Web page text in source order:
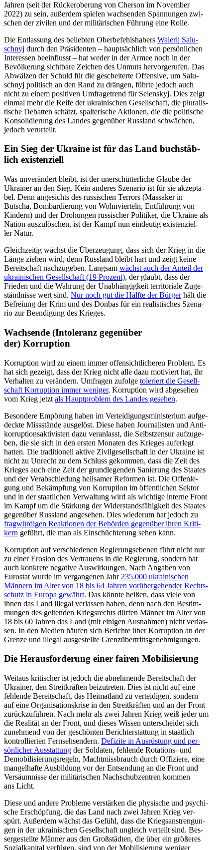
Jahren (seit der Rück­erobe­rung von Cherson im Novem­ber
2022) zu sein, außer­dem spielen wach­sen­den Span­nun­gen zwi­
schen der zivilen und der mili­tä­ri­schen Führung eine Rolle.
Die Ent­las­sung des belieb­ten Ober­be­fehls­ha­bers Walerij Salu­
schnyj durch den Prä­si­den­ten – haupt­säch­lich von per­sön­li­chen
Inter­es­sen beein­flusst – hat weder in der Armee noch in der
Bevöl­ke­rung sicht­bare Zeichen des Unmuts her­vor­ge­ru­fen. Das
Abwäl­zen der Schuld für die geschei­terte Offen­sive, um Salu­
schnyj poli­tisch an den Rand zu drängen, führte jedoch auch
nicht zu einem posi­ti­ven Umfra­ge­trend für Selen­skyj. Dies zeigt
einmal mehr die Reife der ukrai­ni­schen Gesell­schaft, die plu­ra­lis­
ti­sche Debat­ten schätzt, spal­te­ri­sche Aktio­nen, die die poli­ti­sche
Kon­so­li­die­rung des Landes gegen­über Russ­land schwä­chen,
jedoch verurteilt.
Ein Sieg der Ukraine ist für das Land buch­stäb­
lich existenziell
Was unver­än­dert bleibt, ist der uner­schüt­ter­li­che Glaube der
Ukrai­ner an den Sieg. Kein anderes Sze­na­rio ist für sie akzep­ta­
bel. Denn ange­sichts des rus­si­schen Terrors (Mas­sa­ker in
Butscha, Bom­bar­die­rung von Wohn­vier­teln, Ent­füh­rung von
Kindern) und der Dro­hun­gen rus­si­scher Poli­ti­ker, die Ukraine als
Nation aus­zu­lö­schen, ist der Kampf nun ein­deu­tig exis­ten­zi­el­
ler Natur.
Gleich­zei­tig wächst die Über­zeu­gung, dass sich der Krieg in die
Länge ziehen wird, denn Russ­land bleibt hart und zeigt keine
Bereit­schaft nach­zu­ge­ben. Langsam wächst auch der Anteil der
ukrai­ni­schen Gesell­schaft (19 Prozent), der glaubt, dass der
Frieden und die Wahrung der Unab­hän­gig­keit ter­ri­to­riale Zuge­
ständ­nisse wert sind. Nur noch gut die Hälfte der Bürgerhält die
Befrei­ung der Krim und des Donbas für ein rea­lis­ti­sches Sze­na­
rio zur Been­di­gung des Krieges.
Wach­sende (Into­le­ranz gegen­über
der) Korruption
Kor­rup­tion wird zu einem immer offen­sicht­li­che­ren Problem. Es
hat sich gezeigt, dass der Krieg nicht alle dazu moti­viert hat, ihr
Ver­hal­ten zu ver­än­dern. Umfra­gen zufolge tole­riert die Gesell­
schaft Kor­rup­tion immer weniger, Kor­rup­tion wird abge­se­hen
vom Krieg jetzt als Haupt­pro­blem des Landes gesehen.
Beson­dere Empö­rung haben im Ver­tei­di­gungs­mi­nis­te­rium auf­ge­
deckte Miss­stände aus­ge­löst. Diese haben Jour­na­lis­ten und Anti­
kor­rup­ti­ons­ak­ti­vis­ten dazu ver­an­lasst, die Selbst­zen­sur auf­zu­ge­
ben, die sie sich in den ersten Monaten des Krieges auf­er­legt
hatten. Die tra­di­tio­nell aktive Zivil­ge­sell­schaft in der Ukraine ist
nicht zu Unrecht zu dem Schluss gekom­men, dass die Zeit des
Krieges auch eine Zeit der grund­le­gen­den Sanie­rung des Staates
und der Ver­ab­schie­dung heil­sa­mer Refor­men ist. Die Offen­le­
gung und Bekämp­fung von Kor­rup­tion im öffent­li­chen Sektor
und in der staat­li­chen Ver­wal­tung wird als wich­tige interne Front
im Kampf um die Stär­kung der Wider­stands­fä­hig­keit des Staates
gegen­über Russ­land ange­se­hen. Dies wie­derum hat jedoch zu
frag­wür­di­gen Reak­tio­nen der Behör­den gegen­über ihren Kri­ti­
kern geführt, die man als Ein­schüch­te­rung sehen kann.
Kor­rup­tion auf ver­schie­de­nen Regie­rungs­ebe­nen führt nicht nur
zu einer Erosion des Ver­trau­ens in die Regie­rung, sondern hat
auch kon­krete nega­tive Aus­wir­kun­gen. Nach Angaben von
Euro­stat wurde im ver­gan­ge­nen Jahr 235.000 ukrai­ni­schen
Männern im Alter von 18 bis 64 Jahren vor­über­ge­hen­der Rechts­
schutz in Europa gewährt. Das könnte heißen, dass viele von
ihnen das Land illegal ver­las­sen haben, denn nach den Bestim­
mun­gen des gel­ten­den Kriegs­rechts dürfen Männer im Alter von
18 bis 60 Jahren das Land (mit einigen Aus­nah­men) nicht ver­las­
sen. In den Medien häufen sich Berichte über Kor­rup­tion an der
Grenze und illegal aus­ge­stellte Grenzübertrittsgenehmigungen.
Die Her­aus­for­de­rung einer fairen Mobilisierung
Weitaus kri­ti­scher ist jedoch die abneh­mende Bereit­schaft der
Ukrai­ner, den Streit­kräf­ten bei­zu­tre­ten. Dies ist nicht auf eine
feh­lende Bereit­schaft, das Hei­mat­land zu ver­tei­di­gen, sondern
auf eine Orga­ni­sa­ti­ons­krise in den Streit­kräf­ten und an der Front
zurück­zu­füh­ren. Nach mehr als zwei Jahren Krieg weiß jeder um
die Rea­li­tät an der Front, und dieses Wissen unter­schei­det sich
zuneh­mend von der geschön­ten Bericht­erstat­tung in staat­lich
kon­trol­lier­ten Fern­seh­sen­dern. Defi­zite in Aus­rüs­tung und per­
sön­li­cher Aus­stat­tung der Sol­da­ten, feh­lende Rota­ti­ons- und
Demo­bi­li­sie­rungs­re­geln, Macht­miss­brauch durch Offi­ziere, eine
man­gel­hafte Aus­bil­dung vor der Ent­sen­dung an die Front und
Ver­säum­nisse der mili­tä­ri­schen Nach­schub­zen­tren kommen
ans Licht.
Diese und andere Pro­bleme ver­stär­ken die phy­si­sche und psy­chi­
sche Erschöp­fung, die das Land nach zwei Jahren Krieg ver­
spürt. Außer­dem wächst das Gefühl, dass die Kriegs­an­stren­gun­
gen in der ukrai­ni­schen Gesell­schaft ungleich ver­teilt sind. Bes­
ser­ge­stellte Männer aus den Groß­städ­ten, die über ein grö­ße­res
Sozi­al­ka­pi­tal ver­fü­gen, sind von der Mobi­li­sie­rung weniger